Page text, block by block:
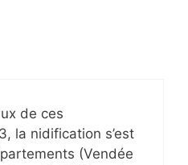
de ces
la nidification s’est
(Vendée